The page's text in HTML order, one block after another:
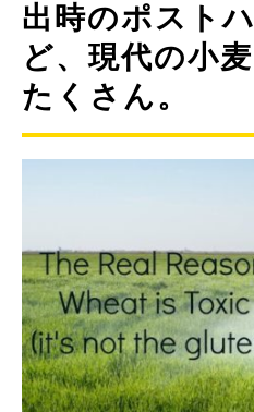
出時のポスト
ど、現代の小
たくさん。